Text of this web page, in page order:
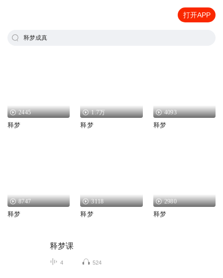
打开APP
释梦成真
2445
释梦
1.7万
释梦
4093
释梦
8747
释梦
3118
释梦
2980
释梦
释梦课
4 524